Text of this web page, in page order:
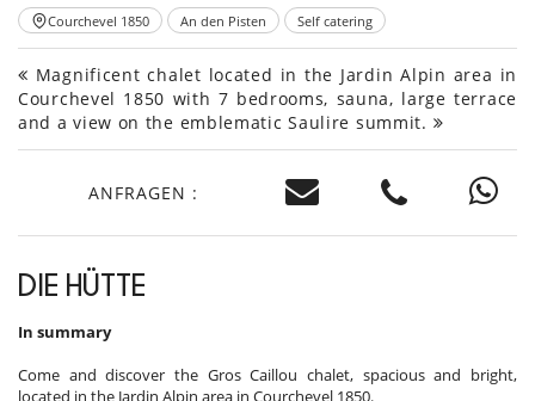
Courchevel 1850 An den Pisten Self catering
Magnificent chalet located in the Jardin Alpin area in
Courchevel 1850 with 7 bedrooms, sauna, large terrace
and a view on the emblematic Saulire summit.
ANFRAGEN :
DIE HÜTTE
In summary
Come and discover the Gros Caillou chalet, spacious and bright,
located in the Jardin Alpin area in Courchevel 1850.